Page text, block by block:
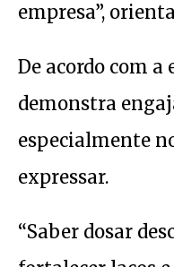
empresa”,
De acordo com
demonstra
especialmente
expressar.
“Saber dosar